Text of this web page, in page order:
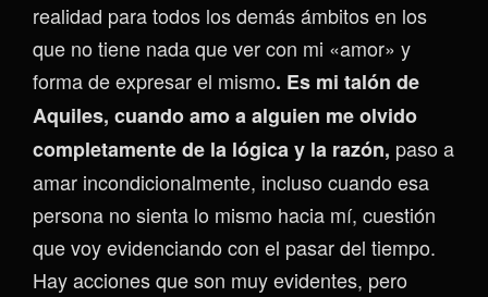
realidad para todos los demás ámbitos en los
que no tiene nada que ver con mi «amor» y
forma de expresar el mismo. Es mi talón de
Aquiles, cuando amo a alguien me olvido
completamente de la lógica y la razón, paso a
amar incondicionalmente, incluso cuando esa
persona no sienta lo mismo hacia mí, cuestión
que voy evidenciando con el pasar del tiempo.
Hay acciones que son muy evidentes, pero